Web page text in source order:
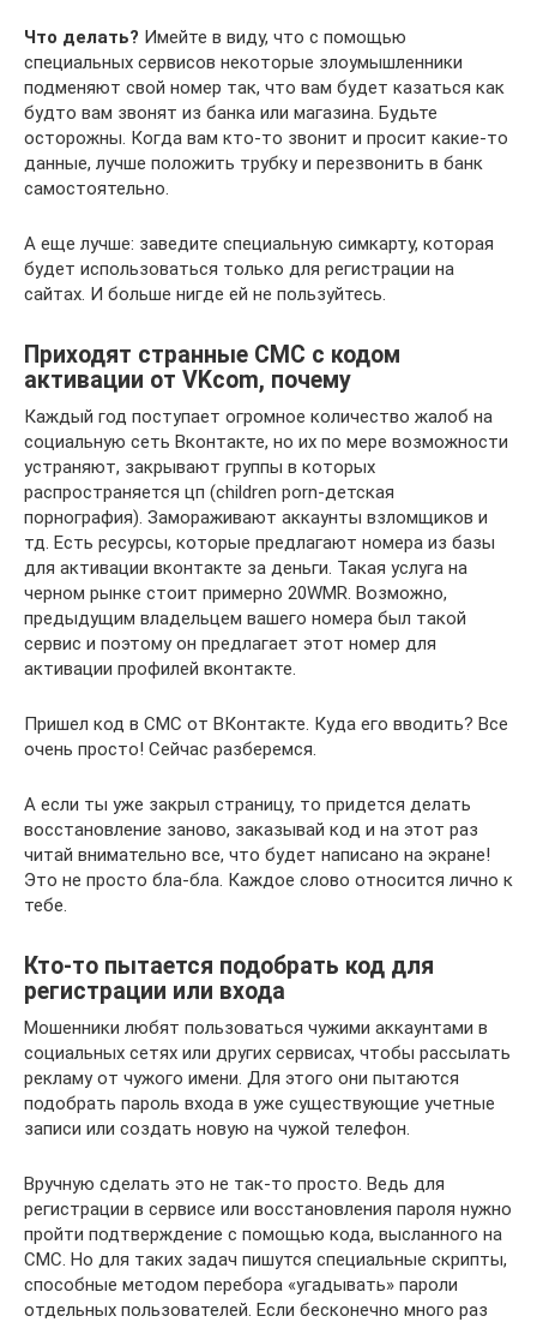
Что делать? Имейте в виду, что с помощью
специальных сервисов некоторые злоумышленники
подменяют свой номер так, что вам будет казаться как
будто вам звонят из банка или магазина. Будьте
осторожны. Когда вам кто-то звонит и просит какие-то
данные, лучше положить трубку и перезвонить в банк
самостоятельно.
А еще лучше: заведите специальную симкарту, которая
будет использоваться только для регистрации на
сайтах. И больше нигде ей не пользуйтесь.
Приходят странные СМС с кодом
активации от VKcom, почему
Каждый год поступает огромное количество жалоб на
социальную сеть Вконтакте, но их по мере возможности
устраняют, закрывают группы в которых
распространяется цп (children porn-детская
порнография). Замораживают аккаунты взломщиков и
тд. Есть ресурсы, которые предлагают номера из базы
для активации вконтакте за деньги. Такая услуга на
черном рынке стоит примерно 20WMR. Возможно,
предыдущим владельцем вашего номера был такой
сервис и поэтому он предлагает этот номер для
активации профилей вконтакте.
Пришел код в СМС от ВКонтакте. Куда его вводить? Все
очень просто! Сейчас разберемся.
А если ты уже закрыл страницу, то придется делать
восстановление заново, заказывай код и на этот раз
читай внимательно все, что будет написано на экране!
Это не просто бла-бла. Каждое слово относится лично к
тебе.
Кто-то пытается подобрать код для
регистрации или входа
Мошенники любят пользоваться чужими аккаунтами в
социальных сетях или других сервисах, чтобы рассылать
рекламу от чужого имени. Для этого они пытаются
подобрать пароль входа в уже существующие учетные
записи или создать новую на чужой телефон.
Вручную сделать это не так-то просто. Ведь для
регистрации в сервисе или восстановления пароля нужно
пройти подтверждение с помощью кода, высланного на
СМС. Но для таких задач пишутся специальные скрипты,
способные методом перебора «угадывать» пароли
отдельных пользователей. Если бесконечно много раз